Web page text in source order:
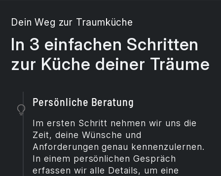
Dein Weg zur Traumküche
In 3 einfachen Schritten
zur Küche deiner Träume
Persönliche Beratung
Im ersten Schritt nehmen wir uns die
Zeit, deine Wünsche und
Anforderungen genau kennenzulernen.
In einem persönlichen Gespräch
erfassen wir alle Details, um eine